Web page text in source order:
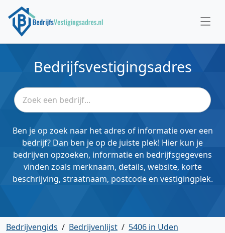
Bedrijfsvestigingsadres
Ben je op zoek naar het adres of informatie over een
bedrijf? Dan ben je op de juiste plek! Hier kun je
bedrijven opzoeken, informatie en bedrijfsgegevens
vinden zoals merknaam, details, website, korte
beschrijving, straatnaam, postcode en vestigingplek.
Bedrijvengids / Bedrijvenlijst / 5406 in Uden